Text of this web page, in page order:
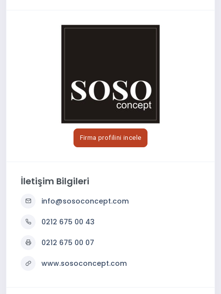
Firma profilini incele
İletişim Bilgileri
info@sosoconcept.com
0212 675 00 43
0212 675 00 07
www.sosoconcept.com